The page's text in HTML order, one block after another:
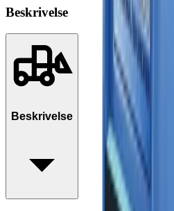
Beskrivelse
Beskrivelse